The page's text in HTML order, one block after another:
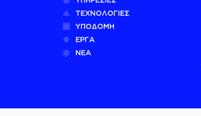
ΤΕΧΝΟΛΟΓΙΕΣ
ΥΠΟΔΟΜΗ
ΕΡΓΑ
ΝΕΑ